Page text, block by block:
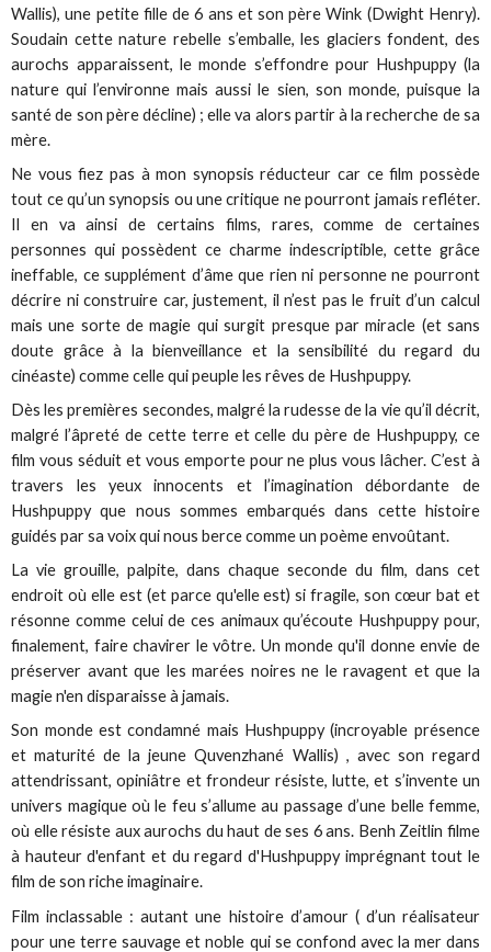
Wallis), une petite fille de 6 ans et son père Wink (Dwight Henry).
Soudain cette nature rebelle s’emballe, les glaciers fondent, des
aurochs apparaissent, le monde s’effondre pour Hushpuppy (la
nature qui l’environne mais aussi le sien, son monde, puisque la
santé de son père décline) ; elle va alors partir à la recherche de sa
mère.
Ne vous fiez pas à mon synopsis réducteur car ce film possède
tout ce qu’un synopsis ou une critique ne pourront jamais refléter.
Il en va ainsi de certains films, rares, comme de certaines
personnes qui possèdent ce charme indescriptible, cette grâce
ineffable, ce supplément d’âme que rien ni personne ne pourront
décrire ni construire car, justement, il n’est pas le fruit d’un calcul
mais une sorte de magie qui surgit presque par miracle (et sans
doute grâce à la bienveillance et la sensibilité du regard du
cinéaste) comme celle qui peuple les rêves de Hushpuppy.
Dès les premières secondes, malgré la rudesse de la vie qu’il décrit,
malgré l’âpreté de cette terre et celle du père de Hushpuppy, ce
film vous séduit et vous emporte pour ne plus vous lâcher. C’est à
travers les yeux innocents et l’imagination débordante de
Hushpuppy que nous sommes embarqués dans cette histoire
guidés par sa voix qui nous berce comme un poème envoûtant.
La vie grouille, palpite, dans chaque seconde du film, dans cet
endroit où elle est (et parce qu'elle est) si fragile, son cœur bat et
résonne comme celui de ces animaux qu’écoute Hushpuppy pour,
finalement, faire chavirer le vôtre. Un monde qu'il donne envie de
préserver avant que les marées noires ne le ravagent et que la
magie n'en disparaisse à jamais.
Son monde est condamné mais Hushpuppy (incroyable présence
et maturité de la jeune Quvenzhané Wallis) , avec son regard
attendrissant, opiniâtre et frondeur résiste, lutte, et s’invente un
univers magique où le feu s’allume au passage d’une belle femme,
où elle résiste aux aurochs du haut de ses 6 ans. Benh Zeitlin filme
à hauteur d'enfant et du regard d'Hushpuppy imprégnant tout le
film de son riche imaginaire.
Film inclassable : autant une histoire d’amour ( d’un réalisateur
pour une terre sauvage et noble qui se confond avec la mer dans